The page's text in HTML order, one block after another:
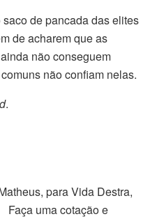
de pancada das elites
de acharem que as
não conseguem
não confiam nelas.
.
para Vida Destra,
cotação e